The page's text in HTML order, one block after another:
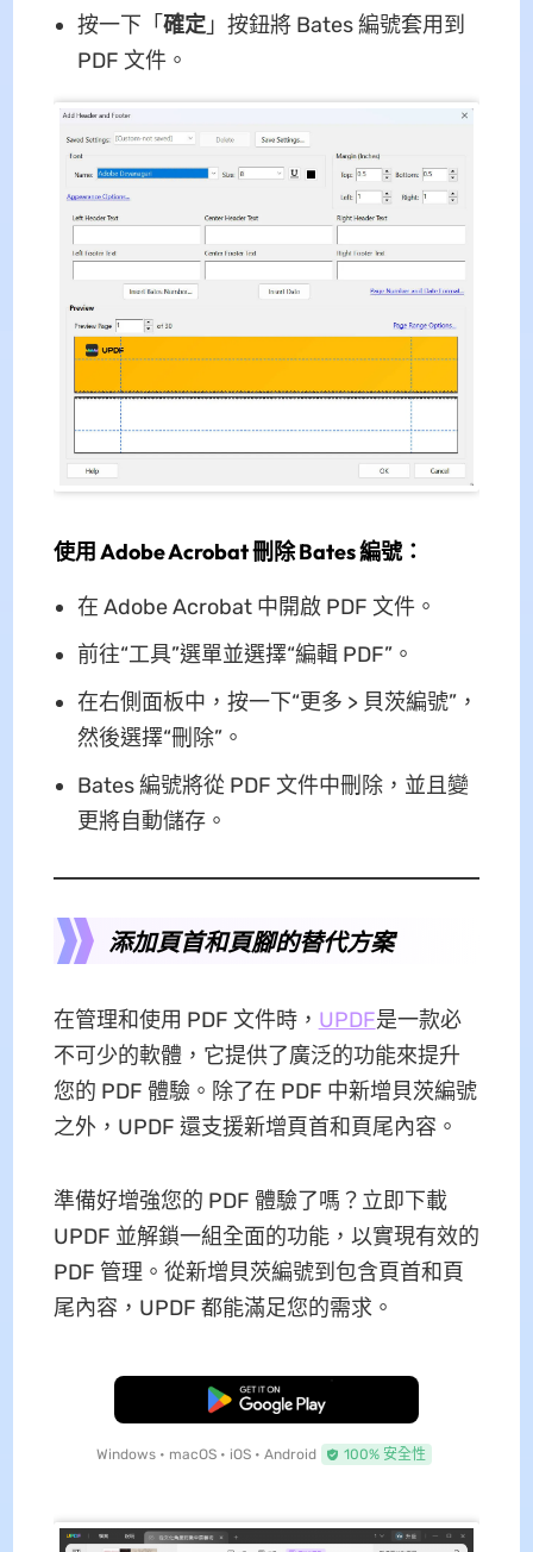
按一下「 確定」按鈕將 Bates 編號套用到
PDF 文件。
使用 Adob​​e Acrobat 刪除 Bates 編號：
在 Adob​​e Acrobat 中開啟 PDF 文件。
前往“工具”選單並選擇“編輯 PDF”。
在右側面板中，按一下“更多 > 貝茨編號”，
然後選擇“刪除”。
Bates 編號將從 PDF 文件中刪除，並且變
更將自動儲存。
添加頁首和頁腳的替代方案
在管理和使用 PDF 文件時， UPDF是一款必
不可少的軟體，它提供了廣泛的功能來提升
您的 PDF 體驗。除了在 PDF 中新增貝茨編號
之外，UPDF 還支援新增頁首和頁尾內容。
準備好增強您的 PDF 體驗了嗎？立即下載
UPDF 並解鎖一組全面的功能，以實現有效的
PDF 管理。從新增貝茨編號到包含頁首和頁
尾內容，UPDF 都能滿足您的需求。
免費下載
Windows • macOS • iOS • Android 100% 安全性